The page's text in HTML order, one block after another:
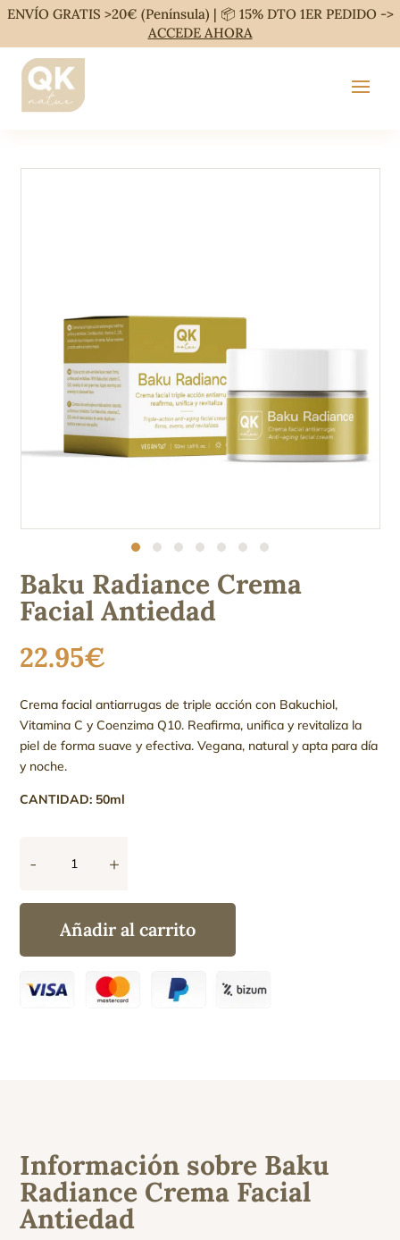
ENVÍO GRATIS >20€ (Península) | 📦 15% DTO 1ER PEDIDO ->
ACCEDE AHORA
Baku Radiance Crema
Facial Antiedad
22.95€
Crema facial antiarrugas de triple acción con Bakuchiol,
Vitamina C y Coenzima Q10. Reafirma, unifica y revitaliza la
piel de forma suave y efectiva. Vegana, natural y apta para día
y noche.
CANTIDAD: 50ml
-
Antiedad
+
Añadir al carrito
Información sobre Baku
Radiance Crema Facial
Antiedad